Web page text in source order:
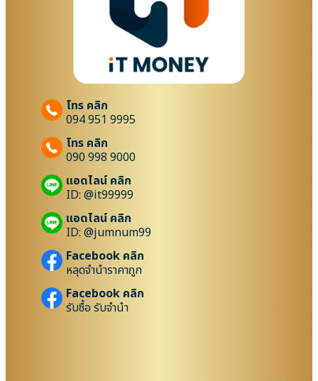
โทร คลิก
094 951 9995
โทร คลิก
090 998 9000
แอดไลน์ คลิก
ID: @it99999
แอดไลน์ คลิก
ID: @jumnum99
Facebook คลิก
หลุดจำนำราคาถูก
Facebook คลิก
รับซื้อ รับจำนำ